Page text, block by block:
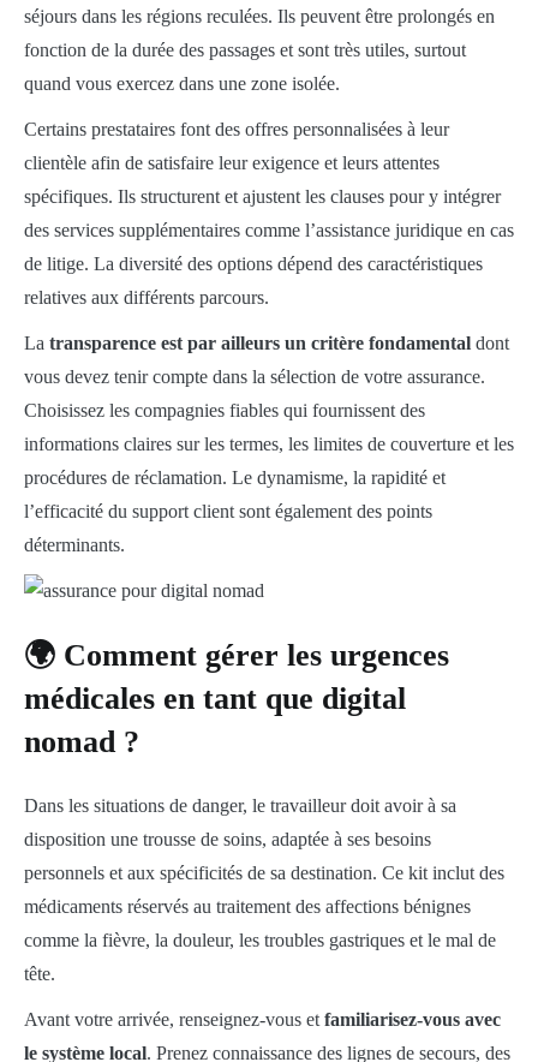
séjours dans les régions reculées. Ils peuvent être prolongés en
fonction de la durée des passages et sont très utiles, surtout
quand vous exercez dans une zone isolée.
Certains prestataires font des offres personnalisées à leur
clientèle afin de satisfaire leur exigence et leurs attentes
spécifiques. Ils structurent et ajustent les clauses pour y intégrer
des services supplémentaires comme l’assistance juridique en cas
de litige. La diversité des options dépend des caractéristiques
relatives aux différents parcours.
La transparence est par ailleurs un critère fondamental dont
vous devez tenir compte dans la sélection de votre assurance.
Choisissez les compagnies fiables qui fournissent des
informations claires sur les termes, les limites de couverture et les
procédures de réclamation. Le dynamisme, la rapidité et
l’efficacité du support client sont également des points
déterminants.
🌍 Comment gérer les urgences
médicales en tant que digital
nomad ?
Dans les situations de danger, le travailleur doit avoir à sa
disposition une trousse de soins, adaptée à ses besoins
personnels et aux spécificités de sa destination. Ce kit inclut des
médicaments réservés au traitement des affections bénignes
comme la fièvre, la douleur, les troubles gastriques et le mal de
tête.
Avant votre arrivée, renseignez-vous et familiarisez-vous avec
le système local. Prenez connaissance des lignes de secours, des